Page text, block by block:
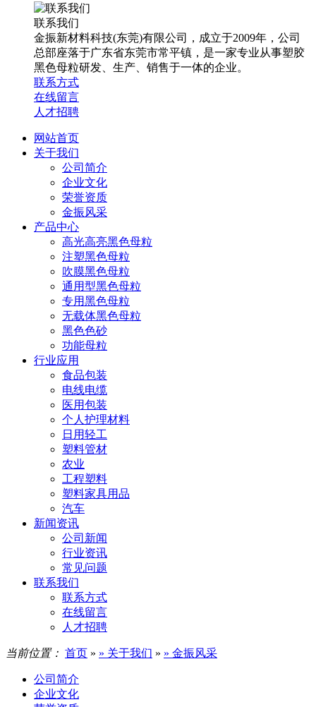
联系我们
金振新材料科技(东莞)有限公司，成立于2009年，公司
总部座落于广东省东莞市常平镇，是一家专业从事塑胶
黑色母粒研发、生产、销售于一体的企业。
联系方式
在线留言
人才招聘
网站首页
关于我们
公司简介
企业文化
荣誉资质
金振风采
产品中心
高光高亮黑色母粒
注塑黑色母粒
吹膜黑色母粒
通用型黑色母粒
专用黑色母粒
无载体黑色母粒
黑色色砂
功能母粒
行业应用
食品包装
电线电缆
医用包装
个人护理材料
日用轻工
塑料管材
农业
工程塑料
塑料家具用品
汽车
新闻资讯
公司新闻
行业资讯
常见问题
联系我们
联系方式
在线留言
人才招聘
当前位置： 首页 » » 关于我们 » » 金振风采
公司简介
企业文化